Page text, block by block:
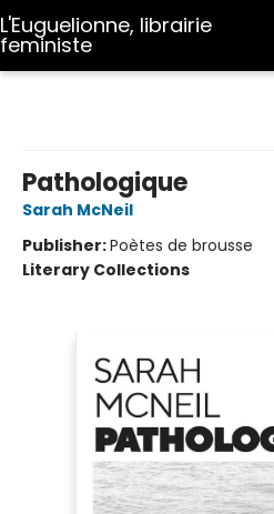
L'Euguelionne, librairie
feministe
Pathologique
Sarah McNeil
Publisher:Poètes de brousse
Literary Collections